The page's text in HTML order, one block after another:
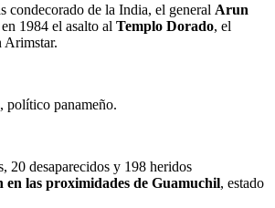
condecorado de la India, el general Arun
1984 el asalto al Templo Dorado, el
Arimstar.
, político panameño.
20 desaparecidos y 198 heridos
las proximidades de Guamuchil, estado